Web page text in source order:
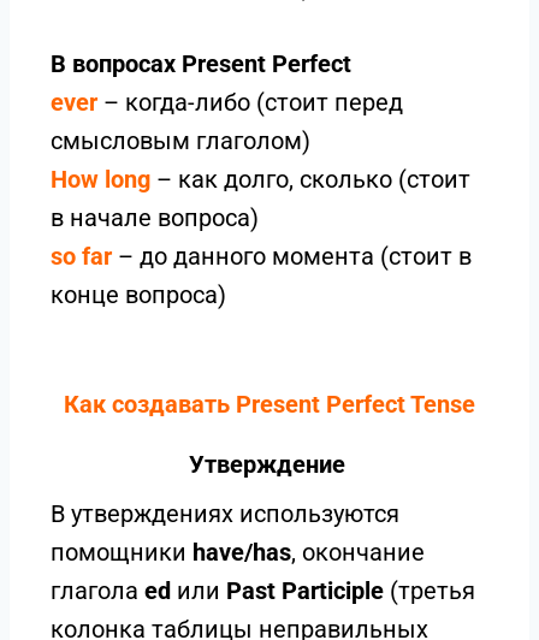
В вопросах Present Perfect
ever – когда-либо (стоит перед
смысловым глаголом)
How long – как долго, сколько (стоит
в начале вопроса)
so far – до данного момента (стоит в
конце вопроса)
Как создавать Present Perfect Tense
Утверждение
В утверждениях используются
помощники have/has, окончание
глагола ed или Past Participle (третья
колонка таблицы неправильных